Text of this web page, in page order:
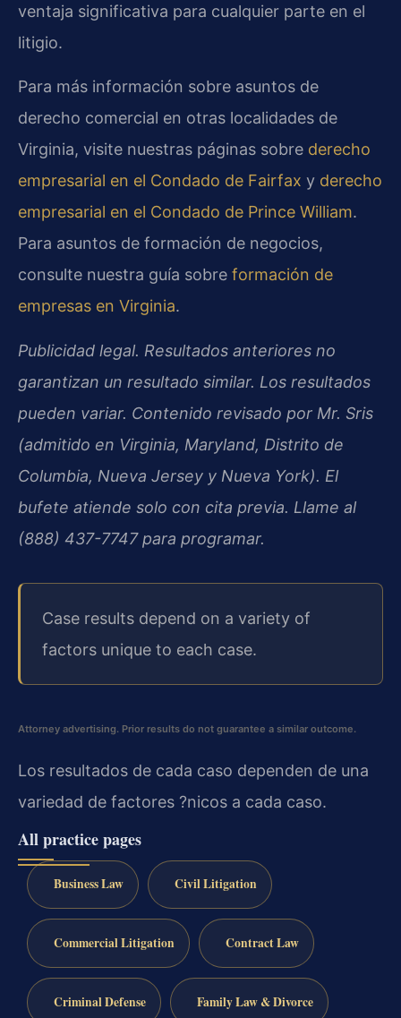
ventaja significativa para cualquier parte en el
litigio.
Para más información sobre asuntos de
derecho comercial en otras localidades de
Virginia, visite nuestras páginas sobre derecho
empresarial en el Condado de Fairfax y derecho
empresarial en el Condado de Prince William.
Para asuntos de formación de negocios,
consulte nuestra guía sobre formación de
empresas en Virginia.
Publicidad legal. Resultados anteriores no
garantizan un resultado similar. Los resultados
pueden variar. Contenido revisado por Mr. Sris
(admitido en Virginia, Maryland, Distrito de
Columbia, Nueva Jersey y Nueva York). El
bufete atiende solo con cita previa. Llame al
(888) 437-7747 para programar.
Case results depend on a variety of
factors unique to each case.
Attorney advertising. Prior results do not guarantee a similar outcome.
Los resultados de cada caso dependen de una
variedad de factores ?nicos a cada caso.
All practice pages
Business Law Civil Litigation
Commercial Litigation Contract Law
Criminal Defense Family Law & Divorce